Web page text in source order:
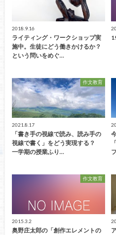
2018.9.16
ライティング・ワークショップ実
施中。生徒にどう働きかけるか？
という問いをめぐ…
作文教育
2021.8.17
「書き手の視線で読み、読み手の
視線で書く」をどう実現する？
一学期の授業ふり…
作文教育
2015.3.2
奥野庄太郎の「創作エレメントの